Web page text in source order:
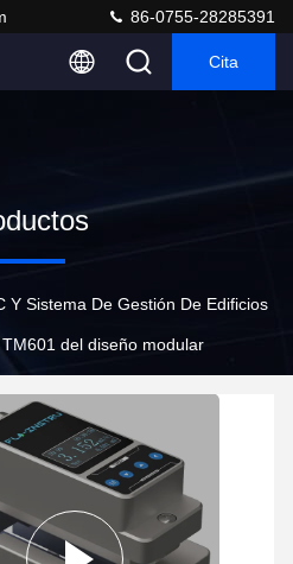
86-0755-28285391
Cita
Y Sistema De Gestión De Edificios
del diseño modular